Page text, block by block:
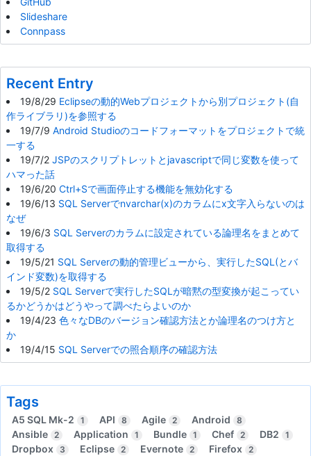
Slideshare
Connpass
Recent Entry
19/8/29 Eclipseの動的Webプロジェクトから別プロジェクト(自
作ライブラリ)を参照する
19/7/9 Android Studioのコードフォーマットをプロジェクトで統
一する
19/7/2 JSPのスクリプトレットとjavascriptで同じ変数を使って
ハマった話
19/6/20 Ctrl+Sで画面停止する機能を無効化する
19/6/13 SQL Serverでnvarchar(x)のカラムにx文字入らないのは
なぜ
19/6/3 SQL Serverのカラムに設定されている論理名をまとめて
取得する
19/5/21 SQL Serverの動的管理ビューから、実行したSQL(とバ
インド変数)を取得する
19/5/2 SQL Serverで実行したSQLが暗黙の型変換が起こってい
るかどうかはどうやって調べたらよいのか
19/4/23 色々なDBのバージョン確認方法とか論理名のつけ方と
か
19/4/15 SQL Serverでの照合順序の確認方法
Tags
A5 SQL Mk-2 1 API 8 Agile 2 Android 8
Ansible 2 Application 1 Bundle 1 Chef 2 DB2 1
Dropbox 3 Eclipse 2 Evernote 2 Firefox 2